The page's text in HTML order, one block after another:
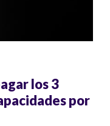
los 3
por